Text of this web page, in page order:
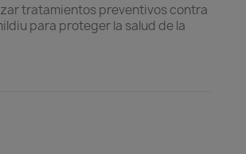
tratamientos preventivos contra
para proteger la salud de la